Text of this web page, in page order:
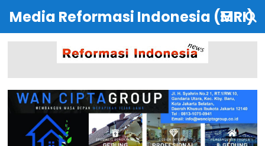
Media Reformasi Indonesia (MRI)